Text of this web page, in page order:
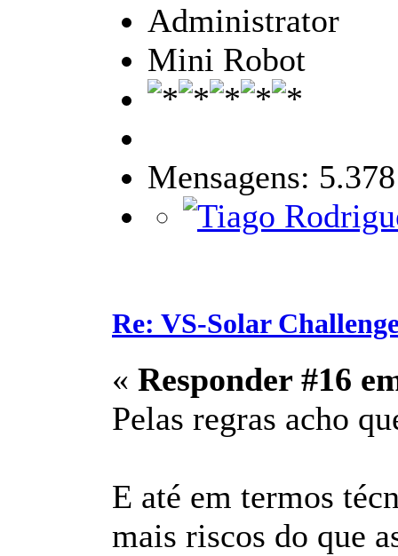
Administrator
Mini Robot
Mensagens: 5.378
Re: VS-Solar
« Responder #16
Pelas regras acho
E até em termos
mais riscos do que